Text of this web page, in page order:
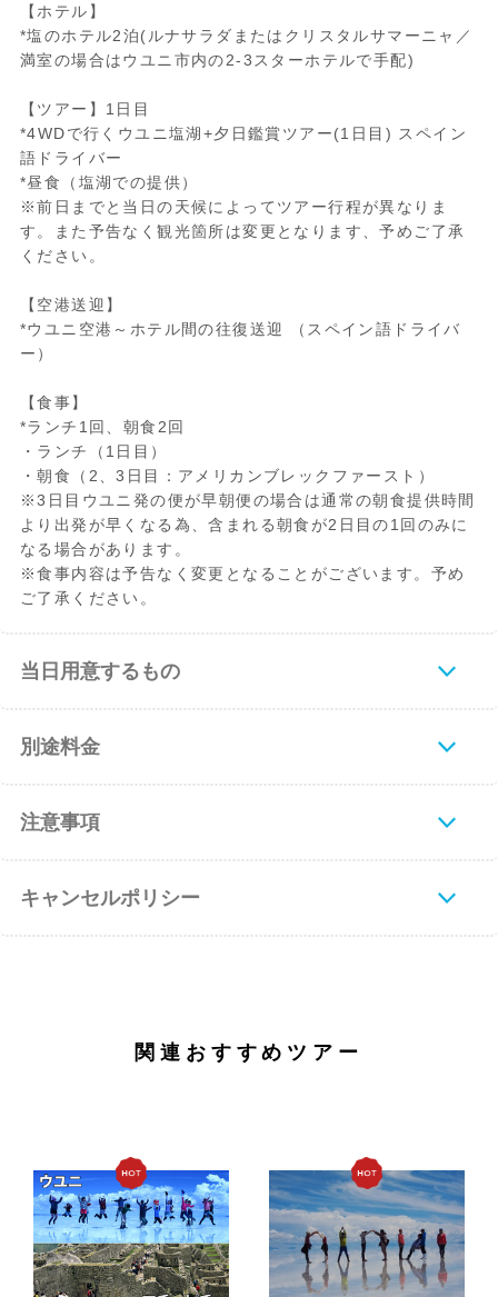
【ホテル】
*塩のホテル2泊(ルナサラダまたはクリスタルサマーニャ／
満室の場合はウユニ市内の2-3スターホテルで手配)
【ツアー】1日目
*4WDで行くウユニ塩湖+夕日鑑賞ツアー(1日目) スペイン
語ドライバー
*昼食（塩湖での提供）
※前日までと当日の天候によってツアー行程が異なりま
す。また予告なく観光箇所は変更となります、予めご了承
ください。
【空港送迎】
*ウユニ空港～ホテル間の往復送迎 （スペイン語ドライバ
ー）
【食事】
*ランチ1回、朝食2回
・ランチ（1日目）
・朝食（2、3日目：アメリカンブレックファースト）
※3日目ウユニ発の便が早朝便の場合は通常の朝食提供時間
より出発が早くなる為、含まれる朝食が2日目の1回のみに
なる場合があります。
※食事内容は予告なく変更となることがございます。予め
ご了承ください。
当日用意するもの
別途料金
注意事項
キャンセルポリシー
関連おすすめツアー